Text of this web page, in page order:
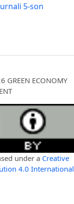
5-son
GREEN ECONOMY
under a Creative
4.0 International